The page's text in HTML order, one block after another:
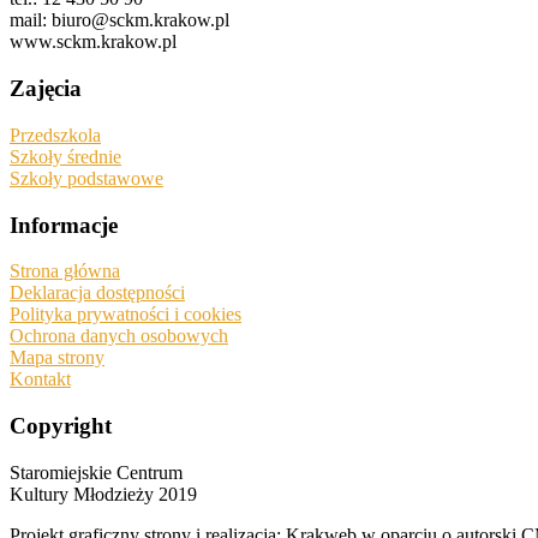
mail: biuro@sckm.krakow.pl
www.sckm.krakow.pl
Zajęcia
Przedszkola
Szkoły średnie
Szkoły podstawowe
Informacje
Strona główna
Deklaracja dostępności
Polityka prywatności i cookies
Ochrona danych osobowych
Mapa strony
Kontakt
Copyright
Staromiejskie Centrum
Kultury Młodzieży 2019